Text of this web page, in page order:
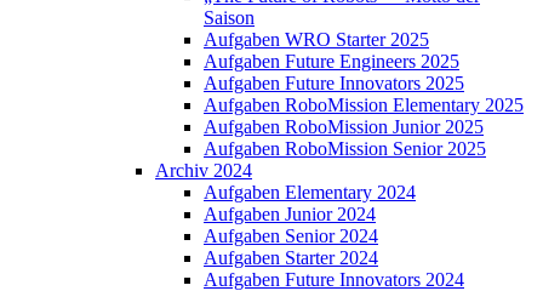
Saison
Aufgaben WRO Starter 2025
Aufgaben Future Engineers 2025
Aufgaben Future Innovators 2025
Aufgaben RoboMission Elementary 2025
Aufgaben RoboMission Junior 2025
Aufgaben RoboMission Senior 2025
Archiv 2024
Aufgaben Elementary 2024
Aufgaben Junior 2024
Aufgaben Senior 2024
Aufgaben Starter 2024
Aufgaben Future Innovators 2024